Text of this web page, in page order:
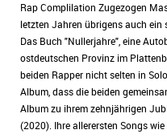
Rap Complilation Zugezogen
letzten Jahren übrigens auch ein
Das Buch "Nullerjahre", eine
ostdeutschen Provinz im
beiden Rapper nicht selten in
Album, dass die beiden
Album zu ihrem zehnjährigen
(2020). Ihre allerersten Songs